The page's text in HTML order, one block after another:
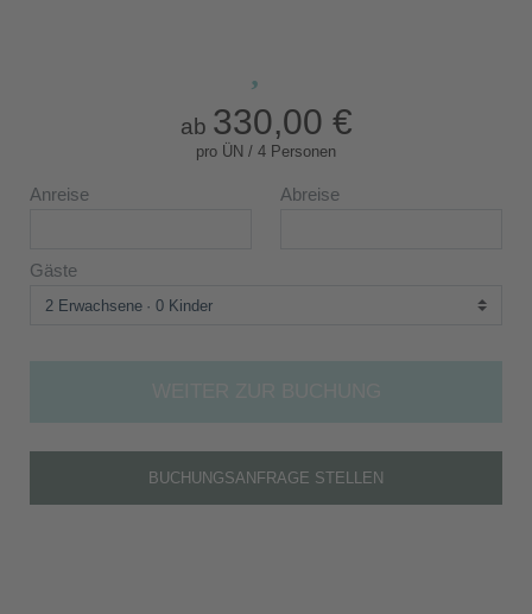
ab 330,00 €
pro ÜN / 4 Personen
Anreise Abreise
Gäste
2 Erwachsene 0 Kinder
BUCHUNGSANFRAGE STELLEN